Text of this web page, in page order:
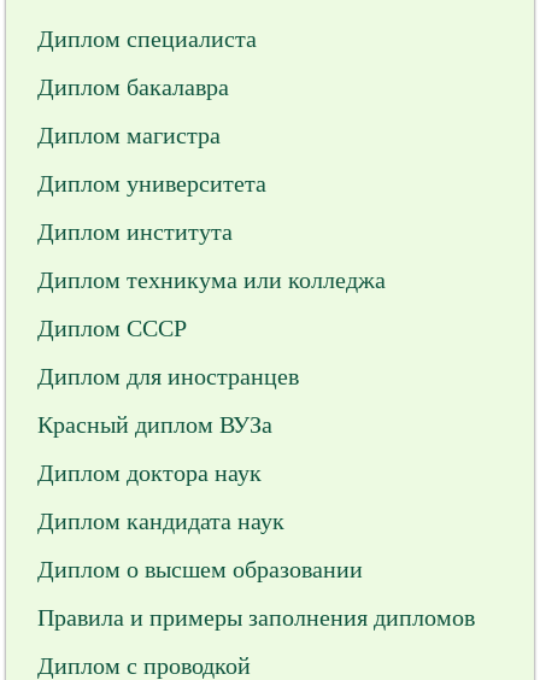
Диплом специалиста
Диплом бакалавра
Диплом магистра
Диплом университета
Диплом института
Диплом техникума или колледжа
Диплом СССР
Диплом для иностранцев
Красный диплом ВУЗа
Диплом доктора наук
Диплом кандидата наук
Диплом о высшем образовании
Правила и примеры заполнения дипломов
Диплом с проводкой